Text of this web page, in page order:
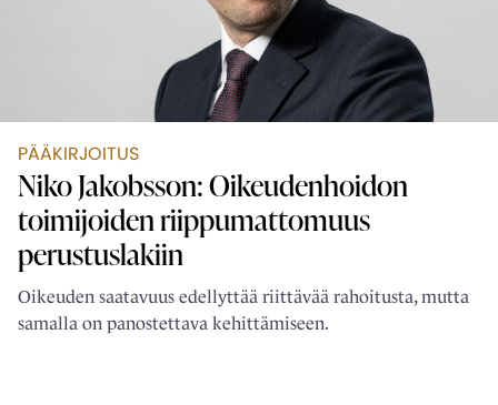
PÄÄKIRJOITUS
Niko Jakobsson: Oikeudenhoidon
toimijoiden ­riippumattomuus
perustuslakiin
Oikeuden saatavuus edellyttää riittävää rahoitusta, mutta
samalla on panostettava kehittämiseen.